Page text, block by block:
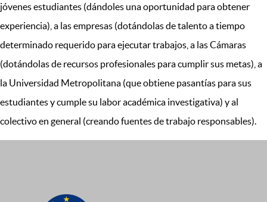
jóvenes estudiantes (dándoles una oportunidad para obtener
experiencia), a las empresas (dotándolas de talento a tiempo
determinado requerido para ejecutar trabajos, a las Cámaras
(dotándolas de recursos profesionales para cumplir sus metas), a
la Universidad Metropolitana (que obtiene pasantías para sus
estudiantes y cumple su labor académica investigativa) y al
colectivo en general (creando fuentes de trabajo responsables).